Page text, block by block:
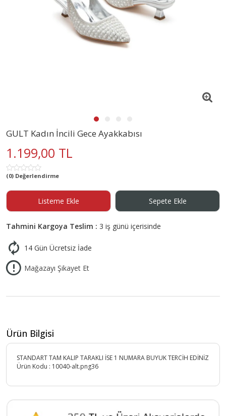
GULT Kadın İncili Gece Ayakkabısı
1.199,00 TL
(0) Değerlendirme
Listeme Ekle Sepete Ekle
Tahmini Kargoya Teslim : 3 iş günü içerisinde
14 Gün Ücretsiz İade
Mağazayı Şikayet Et
Ürün Bilgisi
STANDART TAM KALIP TARAKLI İSE 1 NUMARA BUYUK TERCİH EDİNİZ
Ürün Kodu : 10040-alt.png36